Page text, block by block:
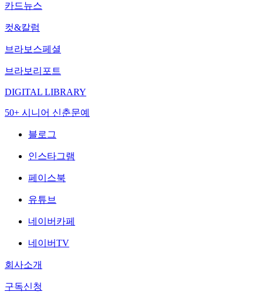
카드뉴스
컷&칼럼
브라보스페셜
브라보리포트
DIGITAL LIBRARY
50+ 시니어 신춘문예
블로그
인스타그램
페이스북
유튜브
네이버카페
네이버TV
회사소개
구독신청